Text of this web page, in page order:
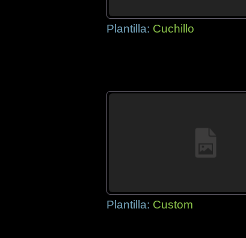
Plantilla: Cuchillo
Plantilla: Custom